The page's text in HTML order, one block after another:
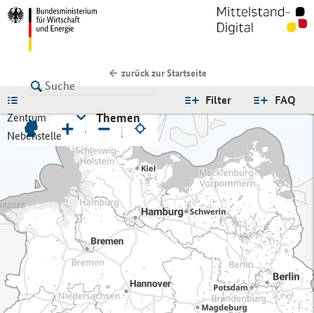
zurück zur Startseite
FAQ
Filter
Zentrum
Nebenstelle
Themen
+ −